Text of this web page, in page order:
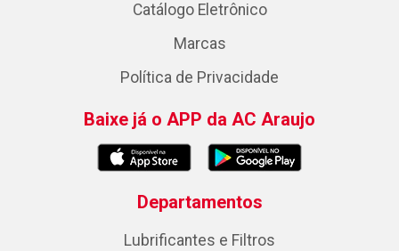
Catálogo Eletrônico
Marcas
Política de Privacidade
Baixe já o APP da AC Araujo
Departamentos
Lubrificantes e Filtros